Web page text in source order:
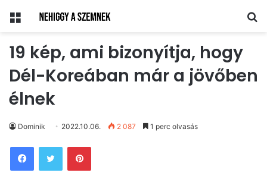
Menü
19 kép, ami bizonyítja, hogy
Dél-Koreában már a jövőben
élnek
Dominik 2022.10.06. 2 087 1 perc olvasás
Pinterest